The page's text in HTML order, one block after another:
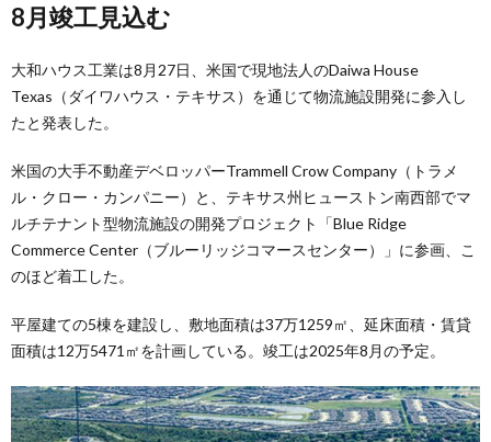
8月竣工見込む
大和ハウス工業は8月27日、米国で現地法人のDaiwa House
Texas（ダイワハウス・テキサス）を通じて物流施設開発に参入し
たと発表した。
米国の大手不動産デベロッパーTrammell Crow Company（トラメ
ル・クロー・カンパニー）と、テキサス州ヒューストン南西部でマ
ルチテナント型物流施設の開発プロジェクト「Blue Ridge
Commerce Center（ブルーリッジコマースセンター）」に参画、こ
のほど着工した。
平屋建ての5棟を建設し、敷地面積は37万1259㎡、延床面積・賃貸
面積は12万5471㎡を計画している。竣工は2025年8月の予定。